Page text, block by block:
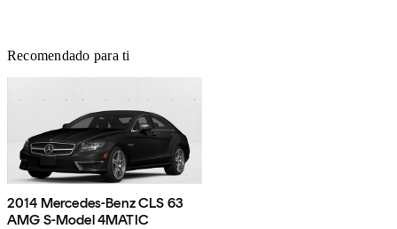
Recomendado para ti
2014 Mercedes-Benz CLS 63
AMG S-Model 4MATIC